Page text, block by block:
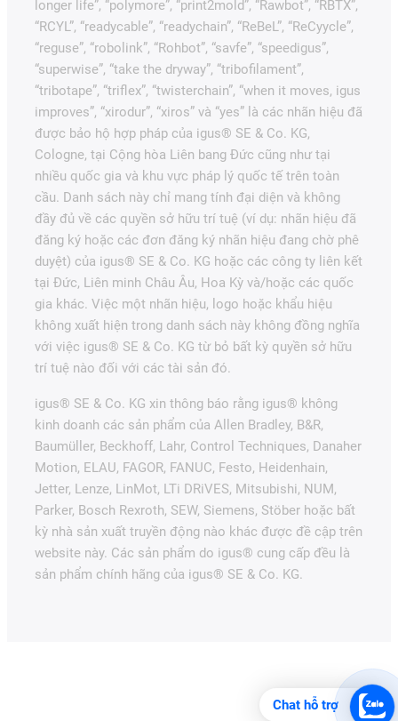
longer life”, “polymore”, “print2mold”, “Rawbot”, “RBTX”,
“RCYL”, “readycable”, “readychain”, “ReBeL”, “ReCyycle”,
“reguse”, “robolink”, “Rohbot”, “savfe”, “speedigus”,
“superwise”, “take the dryway”, “tribofilament”,
“tribotape”, “triflex”, “twisterchain”, “when it moves, igus
improves”, “xirodur”, “xiros” và “yes” là các nhãn hiệu đã
được bảo hộ hợp pháp của igus® SE & Co. KG,
Cologne, tại Cộng hòa Liên bang Đức cũng như tại
nhiều quốc gia và khu vực pháp lý quốc tế trên toàn
cầu. Danh sách này chỉ mang tính đại diện và không
đầy đủ về các quyền sở hữu trí tuệ (ví dụ: nhãn hiệu đã
đăng ký hoặc các đơn đăng ký nhãn hiệu đang chờ phê
duyệt) của igus® SE & Co. KG hoặc các công ty liên kết
tại Đức, Liên minh Châu Âu, Hoa Kỳ và/hoặc các quốc
gia khác. Việc một nhãn hiệu, logo hoặc khẩu hiệu
không xuất hiện trong danh sách này không đồng nghĩa
với việc igus® SE & Co. KG từ bỏ bất kỳ quyền sở hữu
trí tuệ nào đối với các tài sản đó.
igus® SE & Co. KG xin thông báo rằng igus® không
kinh doanh các sản phẩm của Allen Bradley, B&R,
Baumüller, Beckhoff, Lahr, Control Techniques, Danaher
Motion, ELAU, FAGOR, FANUC, Festo, Heidenhain,
Jetter, Lenze, LinMot, LTi DRiVES, Mitsubishi, NUM,
Parker, Bosch Rexroth, SEW, Siemens, Stöber hoặc bất
kỳ nhà sản xuất truyền động nào khác được đề cập trên
website này. Các sản phẩm do igus® cung cấp đều là
sản phẩm chính hãng của igus® SE & Co. KG.
Chat hỗ trợ